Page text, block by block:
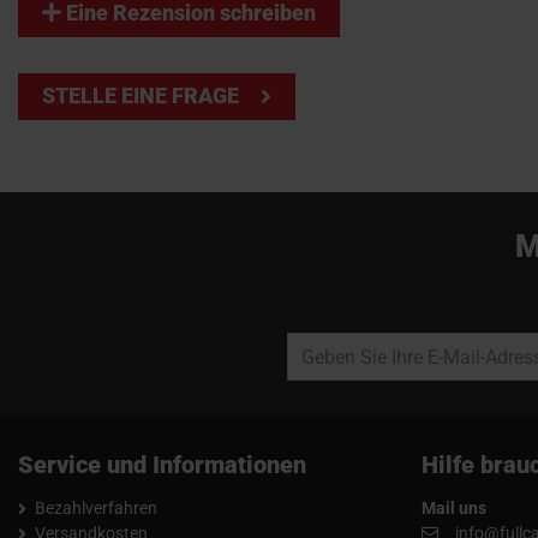
Eine Rezension schreiben
STELLE EINE FRAGE
Hilfe
Mail uns
Service und Informationen
Bezahlverfahren
Versandkosten